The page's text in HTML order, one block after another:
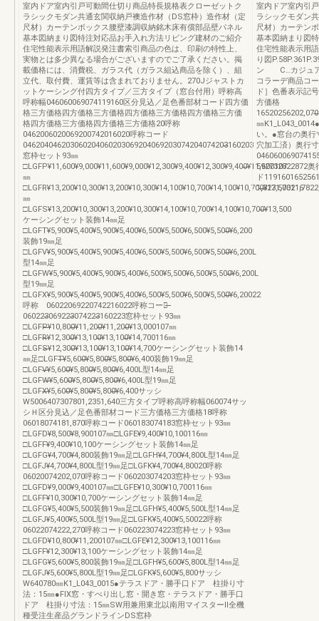
室内ドア室内引戸可動間仕切り商品特長規格表クローゼットク
ラシックモダン共通玄関収納戸襖造作材（DS窓枠）造作材（定
尺材）カーテンボックス腰壁漆調収納銘木床有償部品壁パネル
基本図納まり図特注対応品お手入れ方法リビング建材のご紹介
住宅性能表示用語解説発注書索引商品の色は、印刷の特性上、
実物とは多少異なる場合がございますのでご了承ください。掲
載価格には、消費税、ガラス代（ガラス組込商品を除く）、組
立代、取付費、運賃等は含まれておりません。270Jジャストカ
ットケーシング付四方タイプ／三方タイプ（窓台付用）呼称高
呼称幅046060069074119160区分見込／足色番部材コード四方価
格三方価格四方価格三方価格四方価格三方価格四方価格三方価
格四方価格三方価格四方価格三方価格20呼称
0462006020069200742016020呼称コード
046204046203060204060203069204069203074204074203̶̶160203
窓枠セット93㎜
□LGFP¥11,600¥9,000¥11,600¥9,000¥12,300¥9,400¥12,300¥9,400̶̶¥11,600107
㎜
□LGFR¥13,200¥10,300¥13,200¥10,300¥14,100¥10,700¥14,100¥10,700̶̶¥13,500116
㎜
□LGFS¥13,200¥10,300¥13,200¥10,300¥14,100¥10,700¥14,100¥10,700̶̶¥13,500
ケーシングセット装飾14㎜足
□LGFT¥5,900¥5,400¥5,900¥5,400¥6,500¥5,500¥6,500¥5,500̶̶¥6,200
装飾19㎜足
□LGFV¥5,900¥5,400¥5,900¥5,400¥6,500¥5,500¥6,500¥5,500̶̶¥6,200L
型14㎜足
□LGFW¥5,900¥5,400¥5,900¥5,400¥6,500¥5,500¥6,500¥5,500̶̶¥6,200L
型19㎜足
□LGFX¥5,900¥5,400¥5,900¥5,400¥6,500¥5,500¥6,500¥5,500̶̶¥6,20022
呼称 06022069220742216022呼称コード̶̶
060223̶̶069223̶̶074223̶̶160223窓枠セット93㎜
□LGFP̶̶¥10,800̶̶¥11,200̶̶¥11,200̶̶¥13,000107㎜
□LGFR̶̶¥12,300̶̶¥13,100̶̶¥13,100̶̶¥14,700116㎜
□LGFS̶̶¥12,300̶̶¥13,100̶̶¥13,100̶̶¥14,700ケーシングセット装飾14
㎜足□LGFT̶̶¥5,600̶̶¥5,800̶̶¥5,800̶̶¥6,400装飾19㎜足
□LGFV̶̶¥5,600̶̶¥5,800̶̶¥5,800̶̶¥6,400L型14㎜足
□LGFW̶̶¥5,600̶̶¥5,800̶̶¥5,800̶̶¥6,400L型19㎜足
□LGFX̶̶¥5,600̶̶¥5,800̶̶¥5,800̶̶¥6,400サッシ
W5006407307801,2351,640三方タイプ呼称高呼称幅060074サッ
シＨ区分見込／足色番部材コード三方価格三方価格18呼称
06018074181,870呼称コード060183074183窓枠セット93㎜
□LGFD¥8,500¥8,900107㎜□LGFE¥9,400¥10,100116㎜
□LGFF¥9,400¥10,100ケーシングセット装飾14㎜足
□LGFG¥4,700¥4,800装飾19㎜足□LGFH¥4,700¥4,800L型14㎜足
□LGFJ¥4,700¥4,800L型19㎜足□LGFK¥4,700¥4,80020呼称
06020074202,070呼称コード060203074203窓枠セット93㎜
□LGFD¥9,000¥9,400107㎜□LGFE¥10,300¥10,700116㎜
□LGFF¥10,300¥10,700ケーシングセット装飾14㎜足
□LGFG¥5,400¥5,500装飾19㎜足□LGFH¥5,400¥5,500L型14㎜足
□LGFJ¥5,400¥5,500L型19㎜足□LGFK¥5,400¥5,50022呼称
06022074222,270呼称コード060223074223窓枠セット93㎜
□LGFD¥10,800¥11,200107㎜□LGFE¥12,300¥13,100116㎜
□LGFF¥12,300¥13,100ケーシングセット装飾14㎜足
□LGFG¥5,600¥5,800装飾19㎜足□LGFH¥5,600¥5,800L型14㎜足
□LGFJ¥5,600¥5,800L型19㎜足□LGFK¥5,600¥5,800サッシ
W640780㎜K1_L043_0015●テラスドア・勝手口ドア 柱掛り寸
法：15㎜●FIX窓・すべり出し窓・開き窓・テラスドア・勝手口
ドア 柱掛り寸法：15㎜SW用兼用東北以南用マイスターⅡ全機
種受注生産品グランドラインDS窓枠
室内ドア室内引
ラシックモダン
尺材）カーテン
基本図納まり図
住宅性能表示用
り図
ン C…カジュ
コラーデ商品コ
ド］色番表示記
方価格
㎜
い。●窓台の奥行
穴加工済）奥行
592732822872奥
ド